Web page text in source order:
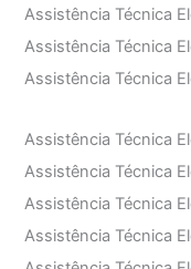
Assistência Técnica
Assistência Técnica
Assistência Técnica
Assistência Técnica
Assistência Técnica
Assistência Técnica
Assistência Técnica